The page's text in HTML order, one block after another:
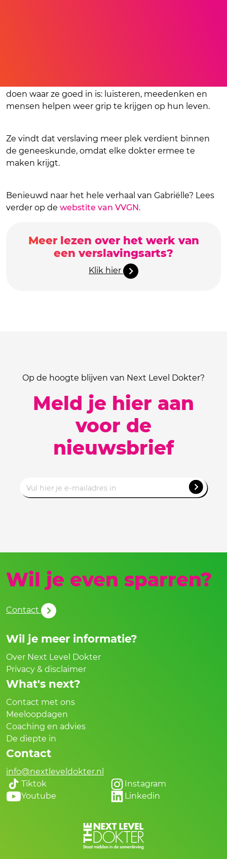
doen waar ze goed in is: luisteren, meedenken en
mensen helpen weer grip te krijgen op hun leven.
Ze vindt dat verslaving meer plek verdient binnen
de geneeskunde, omdat elke dokter ermee te
maken krijgt.
Benieuwd naar het hele verhaal van Gabriëlle? Lees
verder op de webstite van VVGN.
Meer lezen over het werk van
een verslavingsarts?
Klik hier
Op de hoogte blijven van Next Level Dokter?
Meld je hier aan
voor de
nieuwsbrief
Wil je even sparren?
Contact
Wil je meer informatie?
Over Next Level Dokter
Privacy & disclaimer
What's next?
Contact met ons
Meeloopdagen
Coaching en advies
De diepte in
Contact
info@nextleveldokter.nl
Tiktok
Instagram
Youtube
Linkedin